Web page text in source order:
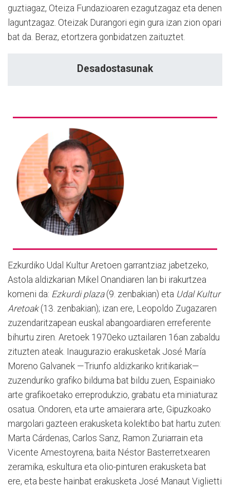
guztiagaz, Oteiza Fundazioaren ezagutzagaz eta denen
laguntzagaz. Oteizak Durangori egin gura izan zion opari
bat da. Beraz, etortzera gonbidatzen zaituztet.
Desadostasunak
Ezkurdiko Udal Kultur Aretoen garrantziaz jabetzeko,
Astola aldizkarian Mikel Onandiaren lan bi irakurtzea
komeni da: Ezkurdi plaza(9. zenbakian) eta Udal Kultur
Aretoak(13. zenbakian); izan ere, Leopoldo Zugazaren
zuzendaritzapean euskal abangoardiaren erreferente
bihurtu ziren. Aretoek 1970eko uztailaren 16an zabaldu
zituzten ateak. Inaugurazio erakusketak José María
Moreno Galvanek —Triunfo aldizkariko kritikariak—
zuzenduriko grafiko bilduma bat bildu zuen, Espainiako
arte grafikoetako erreprodukzio, grabatu eta miniaturaz
osatua. Ondoren, eta urte amaierara arte, Gipuzkoako
margolari gazteen erakusketa kolektibo bat hartu zuten:
Marta Cárdenas, Carlos Sanz, Ramon Zuriarrain eta
Vicente Amestoyrena; baita Néstor Basterretxearen
zeramika, eskultura eta olio-pinturen erakusketa bat
ere, eta beste hainbat erakusketa José Manaut Viglietti